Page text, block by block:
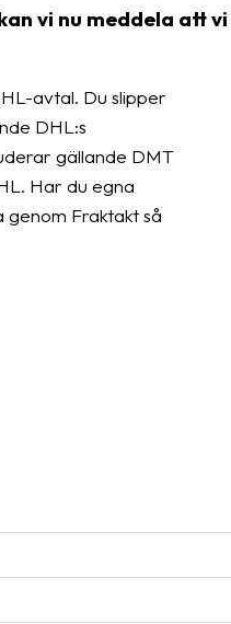
vi nu meddela att
avtal. Du slipper
DHL:s
gällande DMT
Har du egna
genom Fraktakt så